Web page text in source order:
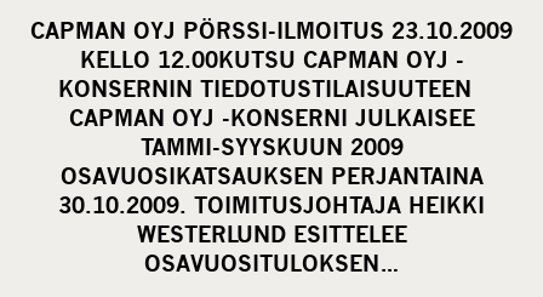
a
r
e
o
n
s
o
c
i
CAPMAN OYJ PÖRSSI-ILMOITUS 23.10.2009
KELLO 12.00KUTSU CAPMAN OYJ -
KONSERNIN TIEDOTUSTILAISUUTEEN
CAPMAN OYJ -KONSERNI JULKAISEE
TAMMI-SYYSKUUN 2009
OSAVUOSIKATSAUKSEN PERJANTAINA
30.10.2009. TOIMITUSJOHTAJA HEIKKI
WESTERLUND ESITTELEE
OSAVUOSITULOKSEN…